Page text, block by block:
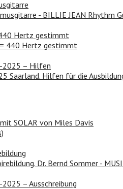
Hertz gestimmt
2025 – Hilfen
SOLAR von Miles Davis
– Ausschreibung